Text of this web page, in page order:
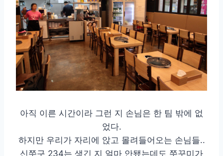
아직 이른 시간이라 그런 지 손님은 한 팀 밖에 없
었다.
하지만 우리가 자리에 앉고 몰려들어오는 손님들..
신쭈구 234는 생긴 지 얼마 안됐는데도 쭈꾸미가